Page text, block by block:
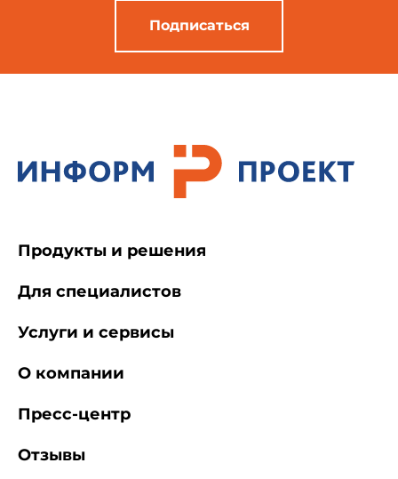
Подписаться
Продукты и решения
Для специалистов
Услуги и сервисы
О компании
Пресс-центр
Отзывы